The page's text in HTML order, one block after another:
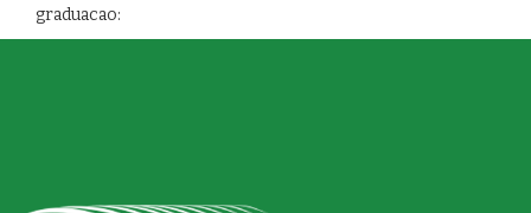
graduacao: